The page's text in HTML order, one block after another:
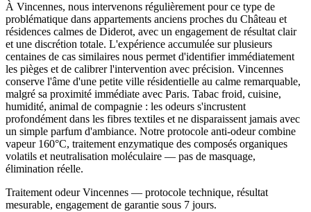
À Vincennes, nous intervenons régulièrement pour ce type de
problématique dans appartements anciens proches du Château et
résidences calmes de Diderot, avec un engagement de résultat clair
et une discrétion totale. L'expérience accumulée sur plusieurs
centaines de cas similaires nous permet d'identifier immédiatement
les pièges et de calibrer l'intervention avec précision. Vincennes
conserve l'âme d'une petite ville résidentielle au calme remarquable,
malgré sa proximité immédiate avec Paris. Tabac froid, cuisine,
humidité, animal de compagnie : les odeurs s'incrustent
profondément dans les fibres textiles et ne disparaissent jamais avec
un simple parfum d'ambiance. Notre protocole anti-odeur combine
vapeur 160°C, traitement enzymatique des composés organiques
volatils et neutralisation moléculaire — pas de masquage,
élimination réelle.
Traitement odeur Vincennes — protocole technique, résultat
mesurable, engagement de garantie sous 7 jours.